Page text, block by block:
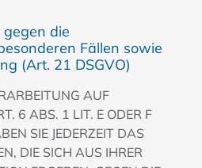
die
Fällen sowie
(Art. 21 DSGVO)
AUF
6 ABS. 1 LIT. E ODER F
SIE JEDERZEIT DAS
DIE SICH AUS IHRER